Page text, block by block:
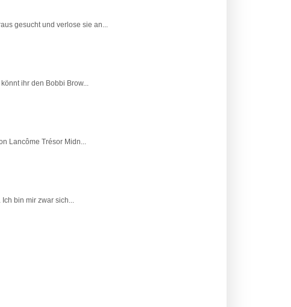
gesucht und verlose sie an...
ihr den Bobbi Brow...
Lancôme Trésor Midn...
bin mir zwar sich...